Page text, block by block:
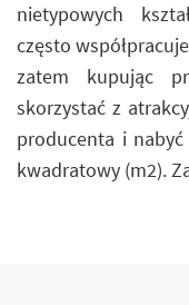
nietypowych
często
zatem kupując
skorzystać z
producenta i
kwadratowy (m2).